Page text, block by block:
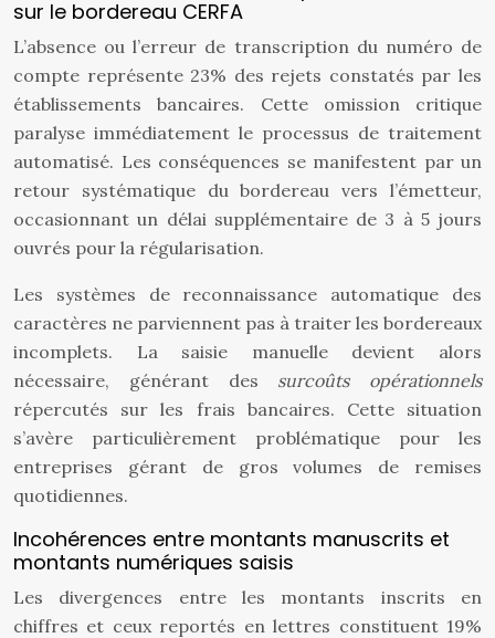
sur le bordereau CERFA
L’absence ou l’erreur de transcription du numéro de
compte représente 23% des rejets constatés par les
établissements bancaires. Cette omission critique
paralyse immédiatement le processus de traitement
automatisé. Les conséquences se manifestent par un
retour systématique du bordereau vers l’émetteur,
occasionnant un délai supplémentaire de 3 à 5 jours
ouvrés pour la régularisation.
Les systèmes de reconnaissance automatique des
caractères ne parviennent pas à traiter les bordereaux
incomplets. La saisie manuelle devient alors
nécessaire, générant des surcoûts opérationnels
répercutés sur les frais bancaires. Cette situation
s’avère particulièrement problématique pour les
entreprises gérant de gros volumes de remises
quotidiennes.
Incohérences entre montants manuscrits et
montants numériques saisis
Les divergences entre les montants inscrits en
chiffres et ceux reportés en lettres constituent 19%